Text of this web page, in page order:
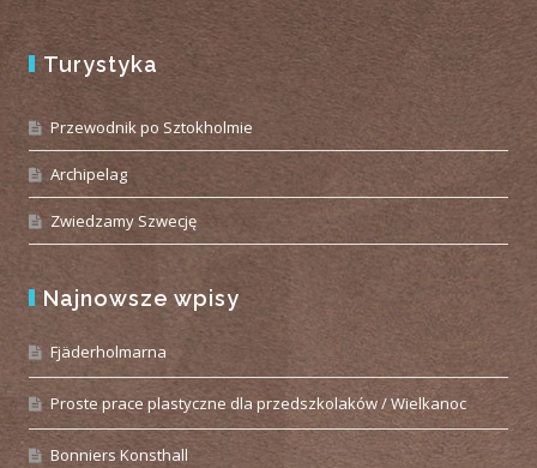
Turystyka
Przewodnik po Sztokholmie
Archipelag
Zwiedzamy Szwecję
Najnowsze wpisy
Fjäderholmarna
Proste prace plastyczne dla przedszkolaków / Wielkanoc
Bonniers Konsthall